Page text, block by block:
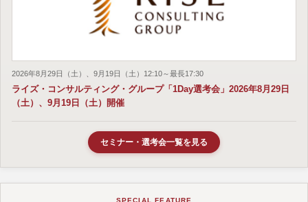
2026年8月29日（土）、9月19日（土）12:10～最長17:30
ライズ・コンサルティング・グループ「1Day選考会」2026年8月29日
（土）、9月19日（土）開催
セミナー・選考会一覧を見る
SPECIAL FEATURE